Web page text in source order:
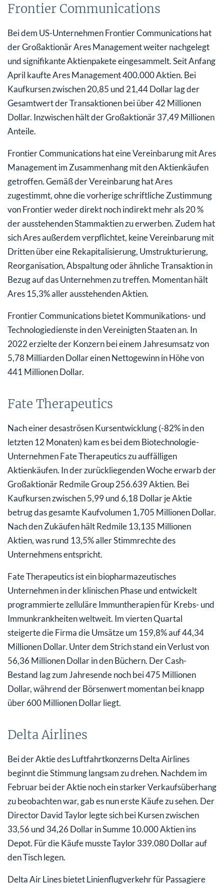
Frontier Communications
Bei dem US-Unternehmen Frontier Communications hat
der Großaktionär Ares Management weiter nachgelegt
und signifikante Aktienpakete eingesammelt. Seit Anfang
April kaufte Ares Management 400.000 Aktien. Bei
Kaufkursen zwischen 20,85 und 21,44 Dollar lag der
Gesamtwert der Transaktionen bei über 42 Millionen
Dollar. Inzwischen hält der Großaktionär 37,49 Millionen
Anteile.
Frontier Communications hat eine Vereinbarung mit Ares
Management im Zusammenhang mit den Aktienkäufen
getroffen. Gemäß der Vereinbarung hat Ares
zugestimmt, ohne die vorherige schriftliche Zustimmung
von Frontier weder direkt noch indirekt mehr als 20 %
der ausstehenden Stammaktien zu erwerben. Zudem hat
sich Ares außerdem verpflichtet, keine Vereinbarung mit
Dritten über eine Rekapitalisierung, Umstrukturierung,
Reorganisation, Abspaltung oder ähnliche Transaktion in
Bezug auf das Unternehmen zu treffen. Momentan hält
Ares 15,3% aller ausstehenden Aktien.
Frontier Communications bietet Kommunikations- und
Technologiedienste in den Vereinigten Staaten an. In
2022 erzielte der Konzern bei einem Jahresumsatz von
5,78 Milliarden Dollar einen Nettogewinn in Höhe von
441 Millionen Dollar.
Fate Therapeutics
Nach einer desaströsen Kursentwicklung (-82% in den
letzten 12 Monaten) kam es bei dem Biotechnologie-
Unternehmen Fate Therapeutics zu auffälligen
Aktienkäufen. In der zurückliegenden Woche erwarb der
Großaktionär Redmile Group 256.639 Aktien. Bei
Kaufkursen zwischen 5,99 und 6,18 Dollar je Aktie
betrug das gesamte Kaufvolumen 1,705 Millionen Dollar.
Nach den Zukäufen hält Redmile 13,135 Millionen
Aktien, was rund 13,5% aller Stimmrechte des
Unternehmens entspricht.
Fate Therapeutics ist ein biopharmazeutisches
Unternehmen in der klinischen Phase und entwickelt
programmierte zelluläre Immuntherapien für Krebs- und
Immunkrankheiten weltweit. Im vierten Quartal
steigerte die Firma die Umsätze um 159,8% auf 44,34
Millionen Dollar. Unter dem Strich stand ein Verlust von
56,36 Millionen Dollar in den Büchern. Der Cash-
Bestand lag zum Jahresende noch bei 475 Millionen
Dollar, während der Börsenwert momentan bei knapp
über 600 Millionen Dollar liegt.
Delta Airlines
Bei der Aktie des Luftfahrtkonzerns Delta Airlines
beginnt die Stimmung langsam zu drehen. Nachdem im
Februar bei der Aktie noch ein starker Verkaufsüberhang
zu beobachten war, gab es nun erste Käufe zu sehen. Der
Director David Taylor legte sich bei Kursen zwischen
33,56 und 34,26 Dollar in Summe 10.000 Aktien ins
Depot. Für die Käufe musste Taylor 339.080 Dollar auf
den Tisch legen.
Delta Air Lines bietet Linienflugverkehr für Passagiere